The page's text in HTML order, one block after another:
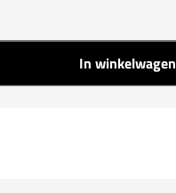
In winkelwagen